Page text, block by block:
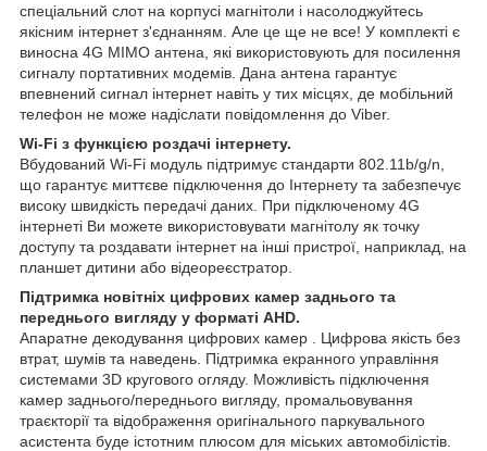
спеціальний слот на корпусі магнітоли і насолоджуйтесь
якісним інтернет з'єднанням. Але це ще не все! У комплекті є
виносна 4G MIMO антена, які використовують для посилення
сигналу портативних модемів. Дана антена гарантує
впевнений сигнал інтернет навіть у тих місцях, де мобільний
телефон не може надіслати повідомлення до Viber.
Wi-Fi з функцією роздачі інтернету.
Вбудований Wi-Fi модуль підтримує стандарти 802.11b/g/n,
що гарантує миттєве підключення до Інтернету та забезпечує
високу швидкість передачі даних. При підключеному 4G
інтернеті Ви можете використовувати магнітолу як точку
доступу та роздавати інтернет на інші пристрої, наприклад, на
планшет дитини або відеореєстратор.
Підтримка новітніх цифрових камер заднього та
переднього вигляду у форматі AHD.
Апаратне декодування цифрових камер . Цифрова якість без
втрат, шумів та наведень. Підтримка екранного управління
системами 3D кругового огляду. Можливість підключення
камер заднього/переднього вигляду, промальовування
траєкторії та відображення оригінального паркувального
асистента буде істотним плюсом для міських автомобілістів.